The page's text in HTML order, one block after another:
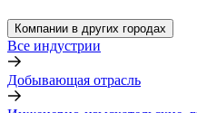
Компании в других городах
Все индустрии
Добывающая отрасль